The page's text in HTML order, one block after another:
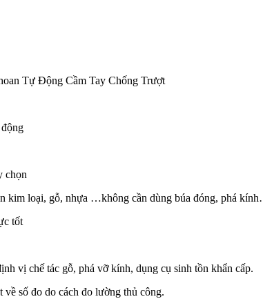
Tự Động Cầm Tay Chống Trượt
chọn
kim loại, gỗ, nhựa …không cần dùng búa đóng, phá
tốt
vị chế tác gỗ, phá vỡ kính, dụng cụ sinh tồn khẩn cấp.
số đo do cách đo lường thủ công.